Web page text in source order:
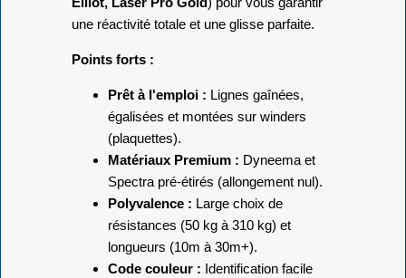
une réactivité totale et une glisse parfaite.
Points forts :
Prêt à l'emploi : Lignes gaînées,
égalisées et montées sur winders
(plaquettes).
Matériaux Premium : Dyneema et
Spectra pré-étirés (allongement nul).
Polyvalence : Large choix de
résistances (50 kg à 310 kg) et
longueurs (10m à 30m+).
Code couleur : Identification facile